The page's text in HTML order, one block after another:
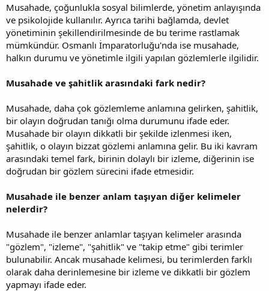
Musahade, çoğunlukla sosyal bilimlerde, yönetim anlayışında
ve psikolojide kullanılır. Ayrıca tarihi bağlamda, devlet
yönetiminin şekillendirilmesinde de bu terime rastlamak
mümkündür. Osmanlı İmparatorluğu'nda ise musahade,
halkın durumu ve yönetimle ilgili yapılan gözlemlerle ilgilidir.
Musahade ve şahitlik arasındaki fark nedir?
Musahade, daha çok gözlemleme anlamına gelirken, şahitlik,
bir olayın doğrudan tanığı olma durumunu ifade eder.
Musahade bir olayın dikkatli bir şekilde izlenmesi iken,
şahitlik, o olayın bizzat gözlemi anlamına gelir. Bu iki kavram
arasındaki temel fark, birinin dolaylı bir izleme, diğerinin ise
doğrudan bir gözlem sürecini ifade etmesidir.
Musahade ile benzer anlam taşıyan diğer kelimeler
nelerdir?
Musahade ile benzer anlamlar taşıyan kelimeler arasında
"gözlem", "izleme", "şahitlik" ve "takip etme" gibi terimler
bulunabilir. Ancak musahade kelimesi, bu terimlerden farklı
olarak daha derinlemesine bir izleme ve dikkatli bir gözlem
yapmayı ifade eder.